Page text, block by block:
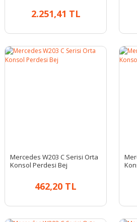
2.251,41 TL
Mercedes W203 C Serisi Orta
Konsol Perdesi Bej
462,20 TL